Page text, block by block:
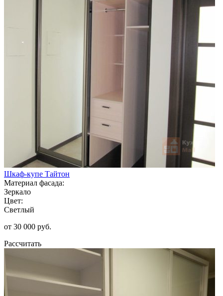
Шкаф-купе Тайтон
Материал фасада:
Зеркало
Цвет:
Светлый
от 30 000 руб.
Рассчитать